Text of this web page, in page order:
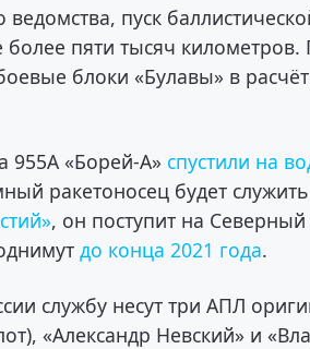
пуск
более пяти тысяч
блоки «Булавы» в
955А «Борей-А» спустили на
ракетоносец будет
, он поступит на
до конца 2021 года.
службу несут три АПЛ
«Александр Невский» и